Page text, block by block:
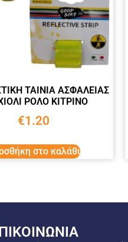
ΤΑΙΝΙΑ ΑΣΦΑΛΕΙΑΣ
ΡΟΛΟ ΚΙΤΡΙΝΟ
€1.20
στο καλάθι